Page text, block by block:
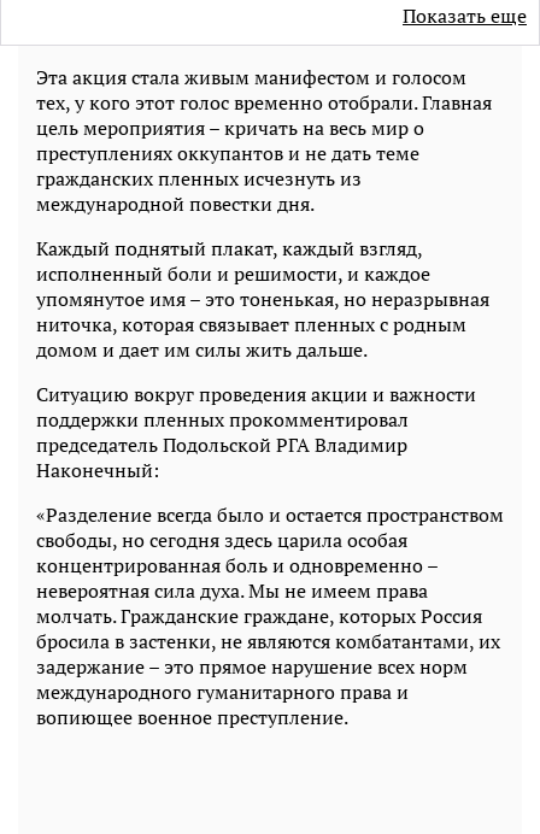
Показать еще
Эта акция стала живым манифестом и голосом
тех, у кого этот голос временно отобрали. Главная
цель мероприятия – кричать на весь мир о
преступлениях оккупантов и не дать теме
гражданских пленных исчезнуть из
международной повестки дня.
Каждый поднятый плакат, каждый взгляд,
исполненный боли и решимости, и каждое
упомянутое имя – это тоненькая, но неразрывная
ниточка, которая связывает пленных с родным
домом и дает им силы жить дальше.
Ситуацию вокруг проведения акции и важности
поддержки пленных прокомментировал
председатель Подольской РГА Владимир
Наконечный:
«Разделение всегда было и остается пространством
свободы, но сегодня здесь царила особая
концентрированная боль и одновременно –
невероятная сила духа. Мы не имеем права
молчать. Гражданские граждане, которых Россия
бросила в застенки, не являются комбатантами, их
задержание – это прямое нарушение всех норм
международного гуманитарного права и
вопиющее военное преступление.